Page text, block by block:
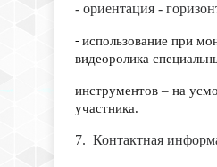
- ориентация -
- использование при
видеоролика
инструментов – на
участника.
7. Контактная